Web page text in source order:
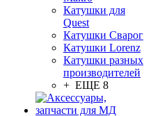
Катушки для
Quest
Катушки Сварог
Катушки Lorenz
Катушки разных
производителей
+ ЕЩЕ 8